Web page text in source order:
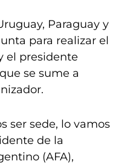
Paraguay y
para realizar el
el presidente
se sume a
ser sede, lo vamos
de la
(AFA),